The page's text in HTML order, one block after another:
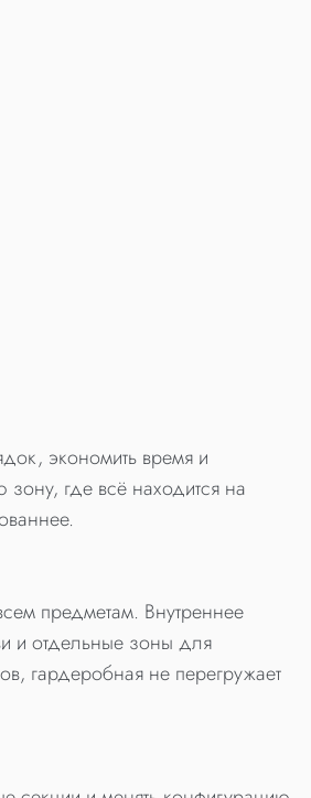
экономить время и
где всё находится на
предметам. Внутреннее
и отдельные зоны для
гардеробная не перегружает